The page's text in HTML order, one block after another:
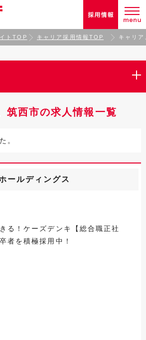
トTOP キャリア採用情報TOP キャリ
筑西市の求人情報一覧
。
ールディングス
る！ケーズデンキ【総合職正社
者を積極採用中！